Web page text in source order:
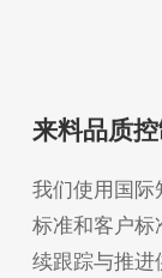
来料品质控
我们使用国
标准和客户
续跟踪与推进